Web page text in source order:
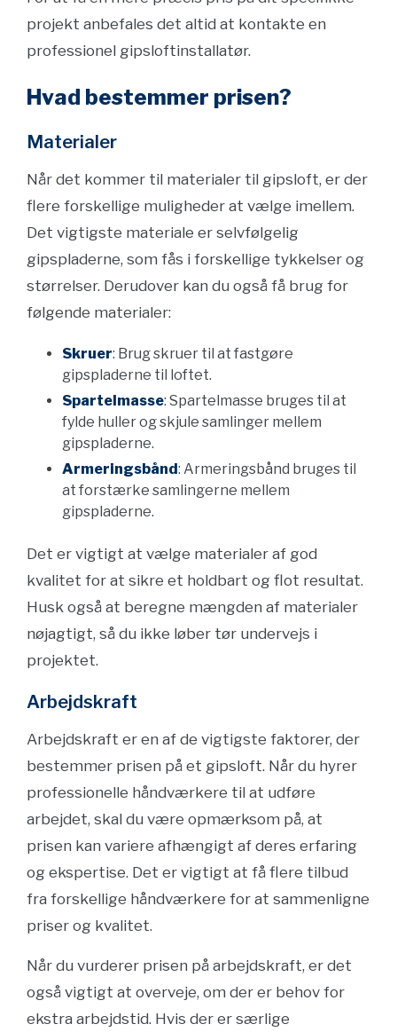
projekt anbefales det altid at kontakte en
professionel gipsloftinstallatør.
Hvad bestemmer prisen?
Materialer
Når det kommer til materialer til gipsloft, er der
flere forskellige muligheder at vælge imellem.
Det vigtigste materiale er selvfølgelig
gipspladerne, som fås i forskellige tykkelser og
størrelser. Derudover kan du også få brug for
følgende materialer:
Skruer: Brug skruer til at fastgøre
gipspladerne til loftet.
Spartelmasse: Spartelmasse bruges til at
fylde huller og skjule samlinger mellem
gipspladerne.
Armeringsbånd: Armeringsbånd bruges til
at forstærke samlingerne mellem
gipspladerne.
Det er vigtigt at vælge materialer af god
kvalitet for at sikre et holdbart og flot resultat.
Husk også at beregne mængden af materialer
nøjagtigt, så du ikke løber tør undervejs i
projektet.
Arbejdskraft
Arbejdskraft er en af de vigtigste faktorer, der
bestemmer prisen på et gipsloft. Når du hyrer
professionelle håndværkere til at udføre
arbejdet, skal du være opmærksom på, at
prisen kan variere afhængigt af deres erfaring
og ekspertise. Det er vigtigt at få flere tilbud
fra forskellige håndværkere for at sammenligne
priser og kvalitet.
Når du vurderer prisen på arbejdskraft, er det
også vigtigt at overveje, om der er behov for
ekstra arbejdstid. Hvis der er særlige